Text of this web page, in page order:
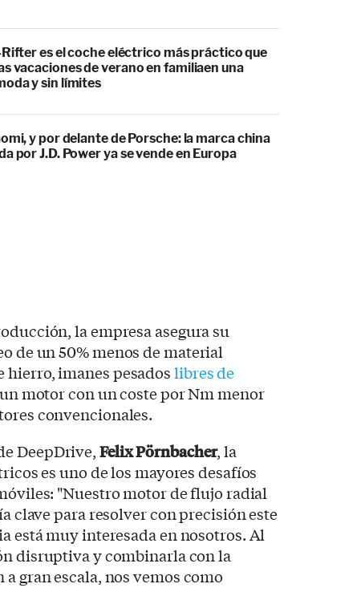
Rifter es el coche eléctrico más práctico que
vacaciones de verano en familiaen una
y sin límites
y por delante de Porsche: la marca china
por J.D. Power ya se vende en Europa
la empresa asegura su
de un 50% menos de material
hierro, imanes pesadoslibres de
motor con un coste por Nm menor
convencionales.
DeepDrive,Felix Pörnbacher, la
es uno de los mayores desafíos
"Nuestro motor de flujo radial
clave para resolver con precisión este
está muy interesada en nosotros. Al
disruptiva y combinarla con la
gran escala, nos vemos como